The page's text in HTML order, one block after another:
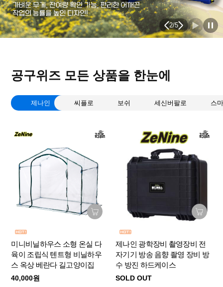
2/5
공구위즈 모든 상품을 한눈에
제나인 씨플로 보쉬 세신버팔로 스
미니비닐하우스 소형 온실 다
육이 조립식 텐트형 비닐하우
스 옥상 베란다 길고양이집
40,000원
제나인 광학장비 촬영장비 전
자기기 방송 음향 좔영 장비 방
수 방진 하드케이스
SOLD OUT